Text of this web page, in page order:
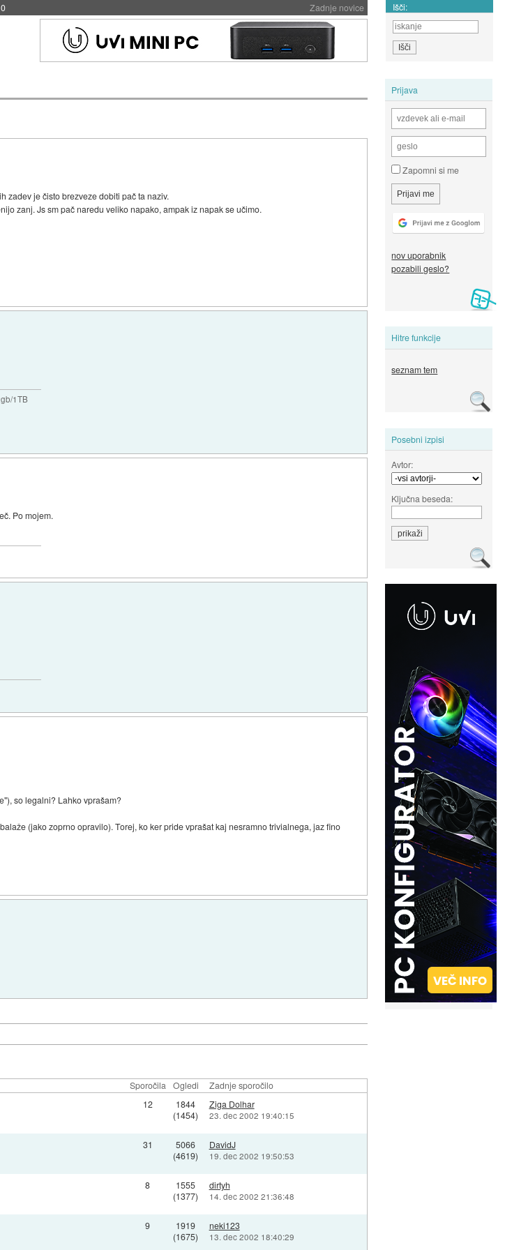
Zadnje novice Išči:
Prijava
Zapomni si me
nov uporabnik
pozabili geslo?
Hitre funkcije
seznam tem
Posebni izpisi
Avtor:
Ključna beseda:
zadev je čisto brezveze dobiti pač ta naziv.
zanj. Js sm pač naredu veliko napako, ampak iz napak se učimo.
1TB
Po mojem.
so legalni? Lahko vprašam?
(jako zoprno opravilo). Torej, ko ker pride vprašat kaj nesramno trivialnega, jaz fino
Sporočila Ogledi Zadnje sporočilo
12
1844
(1454)
Ziga Dolhar
23. dec 2002 19:40:15
31
5066
(4619)
DavidJ
19. dec 2002 19:50:53
8
1555
(1377)
dirtyh
14. dec 2002 21:36:48
9
1919
(1675)
neki123
13. dec 2002 18:40:29